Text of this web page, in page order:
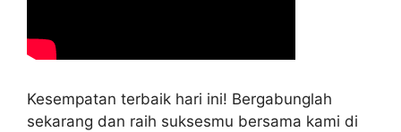
Kesempatan terbaik hari ini! Bergabunglah
sekarang dan raih suksesmu bersama kami di